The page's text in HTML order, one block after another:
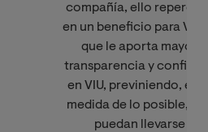
compañía, ello
en un beneficio para Vd.
que le aporta mayor
transparencia y
en VIU, previniendo, en
medida de lo posible,
puedan llevarse